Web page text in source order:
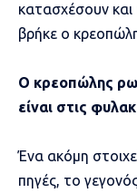
κατασχέσουν και
βρήκε ο
Ο κρεοπώλης
είναι στις
Ένα ακόμη
πηγές, το